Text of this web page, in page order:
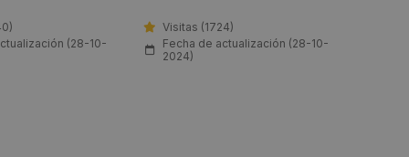
(28-10-
Visitas (1724)
Fecha de actualización (28-10-
2024)